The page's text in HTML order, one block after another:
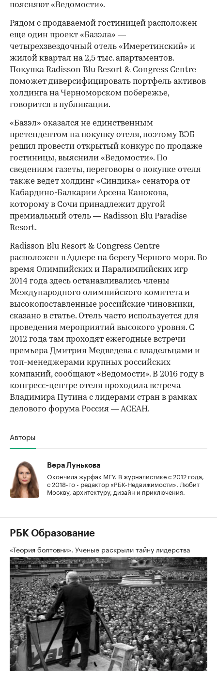
поясняют «Ведомости».
Рядом с продаваемой гостиницей расположен
еще один проект «Базэла» —
четырехзвездочный отель «Имеретинский» и
жилой квартал на 2,5 тыс. апартаментов.
Покупка Radisson Blu Resort & Congress Centre
поможет диверсифицировать портфель активов
холдинга на Черноморском побережье,
говорится в публикации.
«Базэл» оказался не единственным
претендентом на покупку отеля, поэтому ВЭБ
решил провести открытый конкурс по продаже
гостиницы, выяснили «Ведомости». По
сведениям газеты, переговоры о покупке отеля
также ведет холдинг «Синдика» сенатора от
Кабардино-Балкарии Арсена Канокова,
которому в Сочи принадлежит другой
премиальный отель — Radisson Blu Paradise
Resort.
Radisson Blu Resort & Congress Centre
расположен в Адлере на берегу Черного моря. Во
время Олимпийских и Паралимпийских игр
2014 года здесь останавливались члены
Международного олимпийского комитета и
высокопоставленные российские чиновники,
сказано в статье. Отель часто используется для
проведения мероприятий высокого уровня. С
2012 года там проходят ежегодные встречи
премьера Дмитрия Медведева с владельцами и
топ-менеджерами крупных российских
компаний, сообщают «Ведомости». В 2016 году в
конгресс-центре отеля проходила встреча
Владимира Путина с лидерами стран в рамках
делового форума Россия — АСЕАН.
Авторы
Вера Лунькова
Окончила журфак МГУ. В журналистике с 2012 года,
с 2018-го - редактор «РБК-Недвижимости». Любит
Москву, архитектуру, дизайн и приключения.
РБК Образование
«Теория болтовни». Ученые раскрыли тайну лидерства